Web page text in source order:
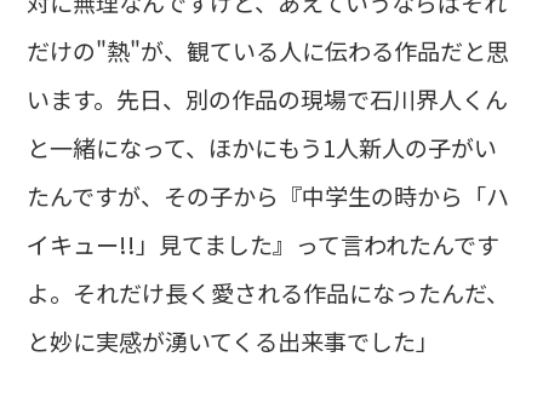
だけの"熱"が、観ている人に伝わる作品だと思
います。先日、別の作品の現場で石川界人くん
と一緒になって、ほかにもう1人新人の子がい
たんですが、その子から『中学生の時から「ハ
イキュー!!」見てました』って言われたんです
よ。それだけ長く愛される作品になったんだ、
と妙に実感が湧いてくる出来事でした」